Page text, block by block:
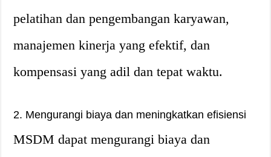
pelatihan dan pengembangan karyawan,
manajemen kinerja yang efektif, dan
kompensasi yang adil dan tepat waktu.
2. Mengurangi biaya dan meningkatkan efisiensi
MSDM dapat mengurangi biaya dan